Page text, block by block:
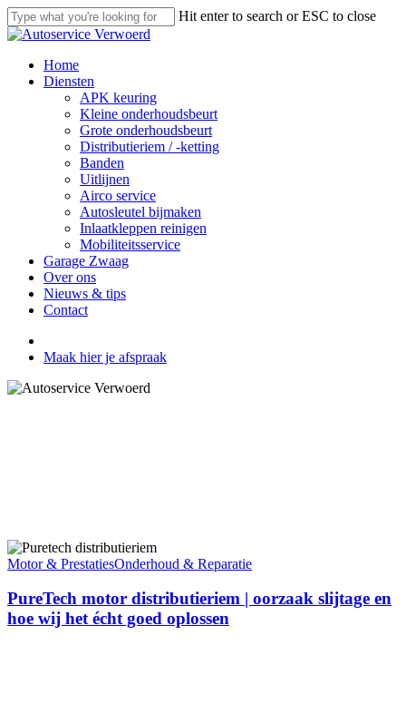
Skip
to
content
Hit enter to search or ESC to close
Close
Menu
Home
Diensten
APK keuring
Kleine onderhoudsbeurt
Grote onderhoudsbeurt
Distributieriem / -ketting
Banden
Uitlijnen
Airco service
Autosleutel bijmaken
Inlaatkleppen reinigen
Mobiliteitsservice
Garage Zwaag
Over ons
Nieuws & tips
Contact
Maak hier je afspraak
PureTech
motor
|
oorzaak
slijtage
Motor & PrestatiesOnderhoud & Reparatie
PureTech motor distributieriem | oorzaak slijtage en
hoe wij het écht goed oplossen